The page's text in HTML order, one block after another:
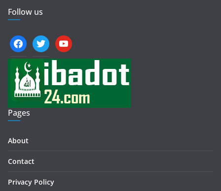
Follow us
facebooktwitter youtube
Pages
About
Contact
Privacy Policy